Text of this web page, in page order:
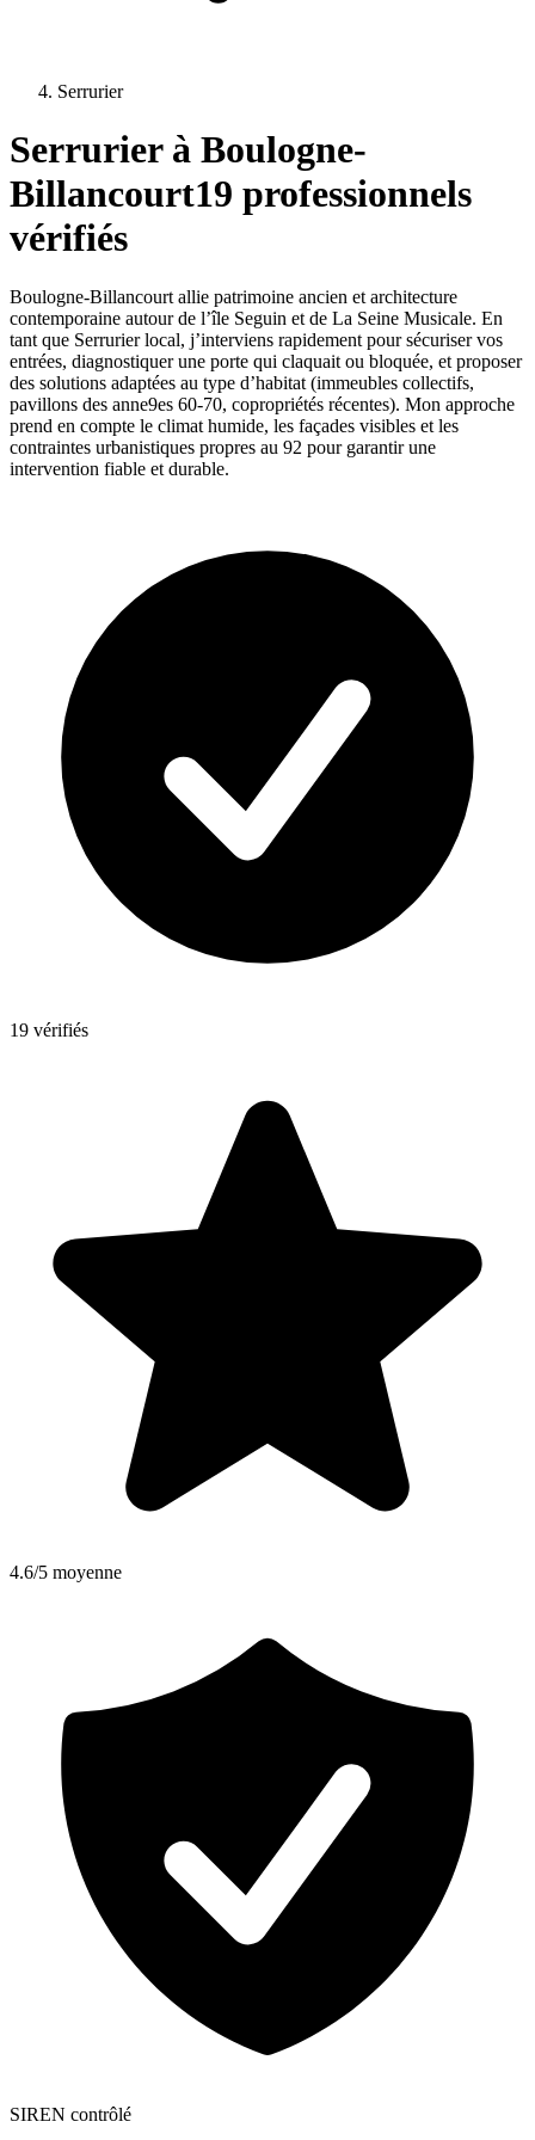
Serrurier
Serrurierà Boulogne-
Billancourt19 professionnels
vérifiés
Boulogne-Billancourt allie patrimoine ancien et architecture
contemporaine autour de l’île Seguin et de La Seine Musicale. En
tant que Serrurier local, j’interviens rapidement pour sécuriser vos
entrées, diagnostiquer une porte qui claquait ou bloquée, et proposer
des solutions adaptées au type d’habitat (immeubles collectifs,
pavillons des anne9es 60-70, copropriétés récentes). Mon approche
prend en compte le climat humide, les façades visibles et les
contraintes urbanistiques propres au 92 pour garantir une
intervention fiable et durable.
19 vérifiés
4.6/5 moyenne
SIREN contrôlé